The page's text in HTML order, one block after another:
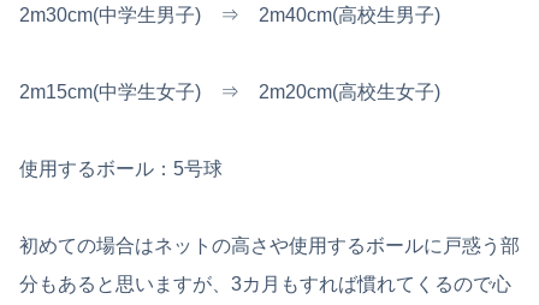
2m30cm(中学生男子) ⇒ 2m40cm(高校生男子)
2m15cm(中学生女子) ⇒ 2m20cm(高校生女子)
使用するボール：5号球
初めての場合はネットの高さや使用するボールに戸惑う部
分もあると思いますが、3カ月もすれば慣れてくるので心